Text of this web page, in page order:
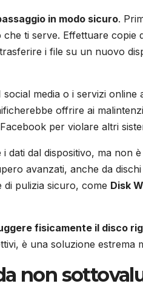
in modo sicuro.
ti serve. Effettuare copie
i file su un nuovo
social media o i servizi online
offrire ai
per violare altri
dati dal dispositivo, ma non
avanzati, anche da dischi
pulizia sicuro, come Disk
fisicamente il disco
è una soluzione estrema
non